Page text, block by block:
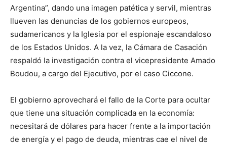
Argentina”, dando una imagen patética y servil, mientras
llueven las denuncias de los gobiernos europeos,
sudamericanos y la Iglesia por el espionaje escandaloso
de los Estados Unidos. A la vez, la Cámara de Casación
respaldó la investigación contra el vicepresidente Amado
Boudou, a cargo del Ejecutivo, por el caso Ciccone.
El gobierno aprovechará el fallo de la Corte para ocultar
que tiene una situación complicada en la economía:
necesitará de dólares para hacer frente a la importación
de energía y el pago de deuda, mientras cae el nivel de